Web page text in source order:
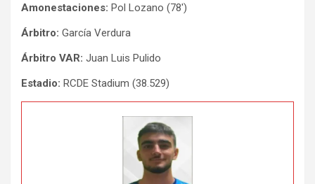
Amonestaciones: Pol Lozano (78′)
Árbitro: García Verdura
Árbitro VAR: Juan Luis Pulido
Estadio: RCDE Stadium (38.529)